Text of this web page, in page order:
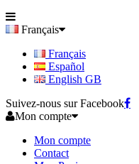
Français
Français
Español
English GB
Suivez-nous sur Facebook
Mon compte
Mon compte
Contact